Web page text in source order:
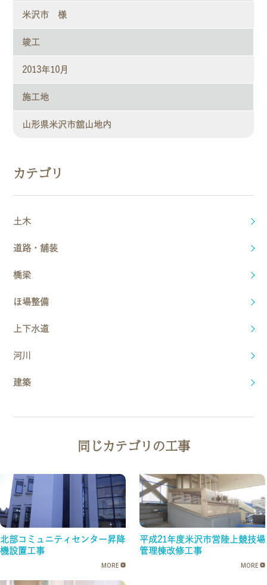
米沢市 様
竣工
2013年10月
施工地
山形県米沢市舘山地内
カテゴリ
土木
道路・舗装
橋梁
ほ場整備
上下水道
河川
建築
同じカテゴリの工事
北部コミュニティセンター昇降
機設置工事
MORE
平成21年度米沢市営陸上競技場
管理棟改修工事
MORE